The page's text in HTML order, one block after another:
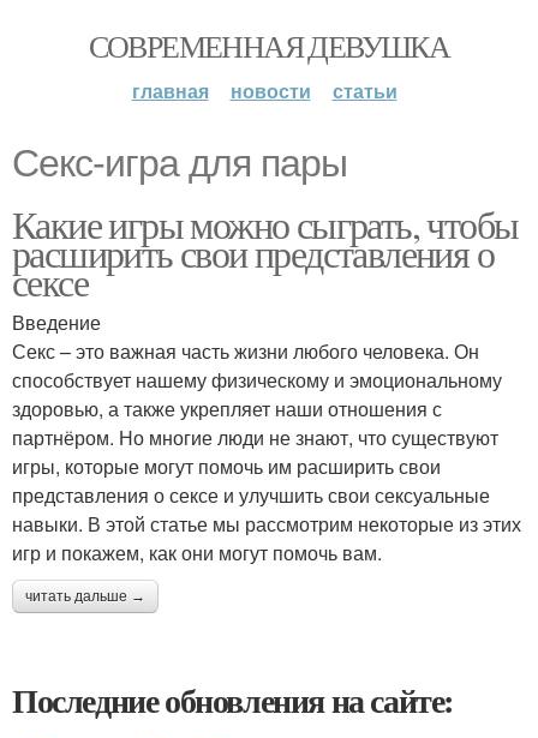
СОВРЕМЕННАЯ ДЕВУШКА
главная новости статьи
Секс-игра для пары
Какие игры можно сыграть, чтобы
расширить свои представления о
сексе
Введение
Секс – это важная часть жизни любого человека. Он
способствует нашему физическому и эмоциональному
здоровью, а также укрепляет наши отношения с
партнёром. Но многие люди не знают, что существуют
игры, которые могут помочь им расширить свои
представления о сексе и улучшить свои сексуальные
навыки. В этой статье мы рассмотрим некоторые из этих
игр и покажем, как они могут помочь вам.
читать дальше →
Последние обновления на сайте: